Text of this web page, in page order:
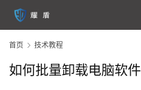
首页 技术教程
如何批量卸载电脑软件